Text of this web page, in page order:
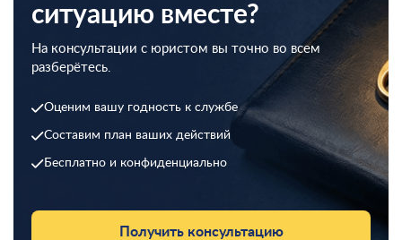
ситуацию вместе?
На консультации с юристом вы точно во всем
разберётесь.
Оценим вашу годность к службе
Составим план ваших действий
Бесплатно и конфиденциально
Получить консультацию